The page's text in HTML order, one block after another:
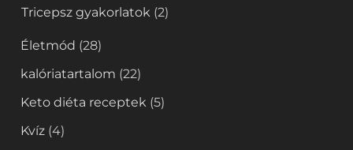
Tricepsz gyakorlatok (2)
Életmód (28)
kalóriatartalom (22)
Keto diéta receptek (5)
Kvíz (4)